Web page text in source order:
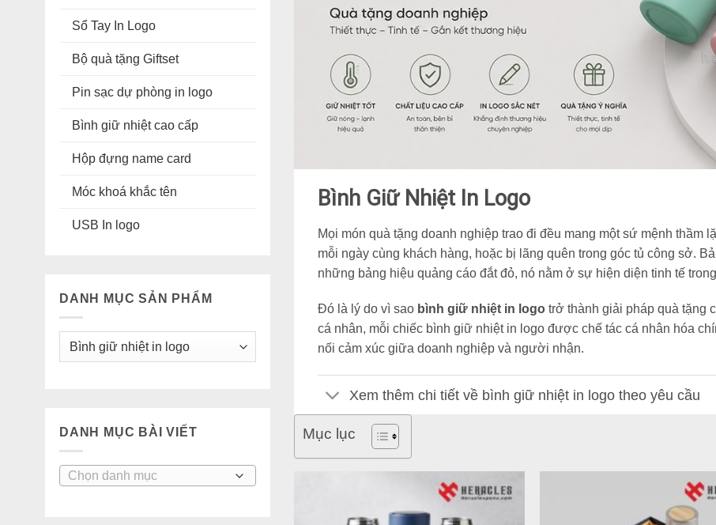
Sổ Tay In Logo
Bộ quà tặng Giftset
Pin sạc dự phòng in logo
Bình giữ nhiệt cao cấp
Hộp đựng name card
Móc khoá khắc tên
USB In logo
DANH MỤC SẢN PHẨM
DANH MỤC BÀI VIẾT
DANH
Bình Giữ Nhiệt In Logo
Mọi món quà tặng doanh nghiệp trao đi đều mang một sứ mệnh thầm
mỗi ngày cùng khách hàng, hoặc bị lãng quên trong góc tủ công sở.
những bảng hiệu quảng cáo đắt đỏ, nó nằm ở sự hiện diện tinh tế
Đó là lý do vì sao bình giữ nhiệt in logo trở thành giải pháp quà tặng
cá nhân, mỗi chiếc bình giữ nhiệt in logo được chế tác cá nhân hóa
nối cảm xúc giữa doanh nghiệp và người nhận.
Xem thêm chi tiết về bình giữ nhiệt in logo theo yêu cầu
Mục lục